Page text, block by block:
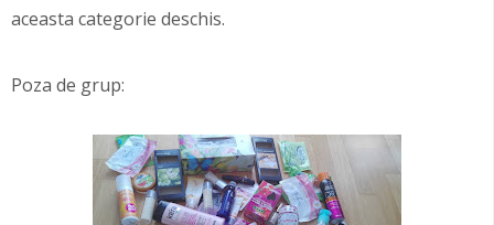
aceasta categorie deschis.
Poza de grup: